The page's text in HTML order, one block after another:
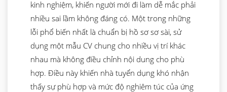
kinh nghiệm, khiến người mới đi làm dễ mắc phải
nhiều sai lầm không đáng có. Một trong những
lỗi phổ biến nhất là chuẩn bị hồ sơ sơ sài, sử
dụng một mẫu CV chung cho nhiều vị trí khác
nhau mà không điều chỉnh nội dung cho phù
hợp. Điều này khiến nhà tuyển dụng khó nhận
thấy sự phù hợp và mức độ nghiêm túc của ứng